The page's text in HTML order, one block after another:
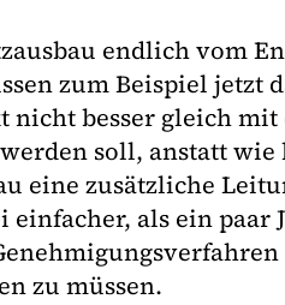
endlich vom
zum Beispiel jetzt
nicht besser gleich
soll, anstatt wie
eine zusätzliche
als ein paar
zu müssen.